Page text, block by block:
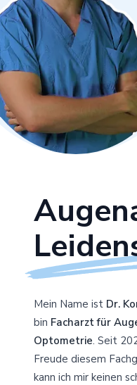
Mein Name ist Dr.
bin Facharzt für
Optometrie. Seit
Freude diesem
kann ich mir keinen